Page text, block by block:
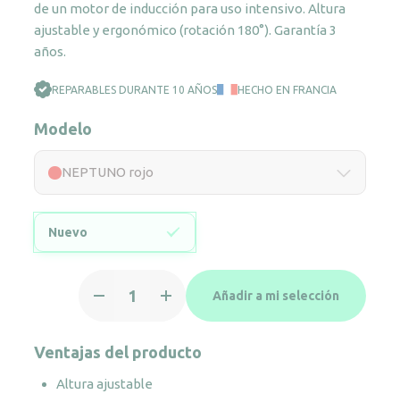
de un motor de inducción para uso intensivo. Altura
ajustable y ergonómico (rotación 180°). Garantía 3
años.
REPARABLES DURANTE 10 AÑOS HECHO EN FRANCIA
Modelo
NEPTUNO rojo
Nuevo
rojo
Añadir a mi selección
Ventajas del producto
Altura ajustable